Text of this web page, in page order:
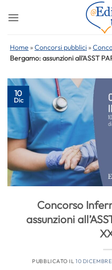
Home »Concorsi pubblici »
Bergamo: assunzioni all’ASST
10
Dic
Concorso
assunzioni
PUBBLICATO IL10